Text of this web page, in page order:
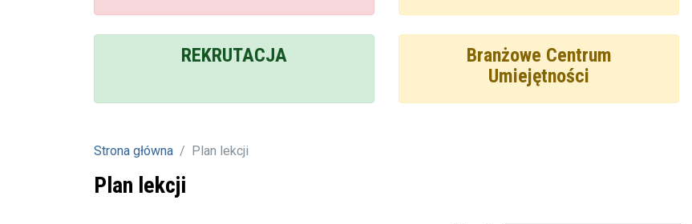
REKRUTACJA
Branżowe Centrum
Umiejętności
Strona główna Plan lekcji
Plan lekcji